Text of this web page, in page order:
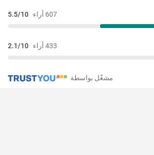
607 أراء 5.5/10
433 أراء 2.1/10
مشغّل بواسطة